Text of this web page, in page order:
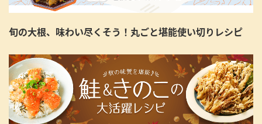
旬の大根、味わい尽くそう！丸ごと堪能使い切りレシピ